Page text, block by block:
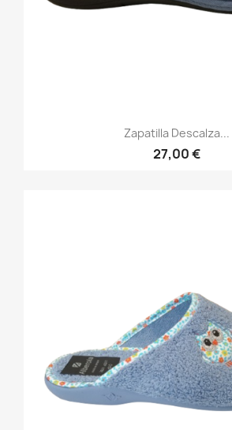
Zapatilla Descalza...
27,00 €